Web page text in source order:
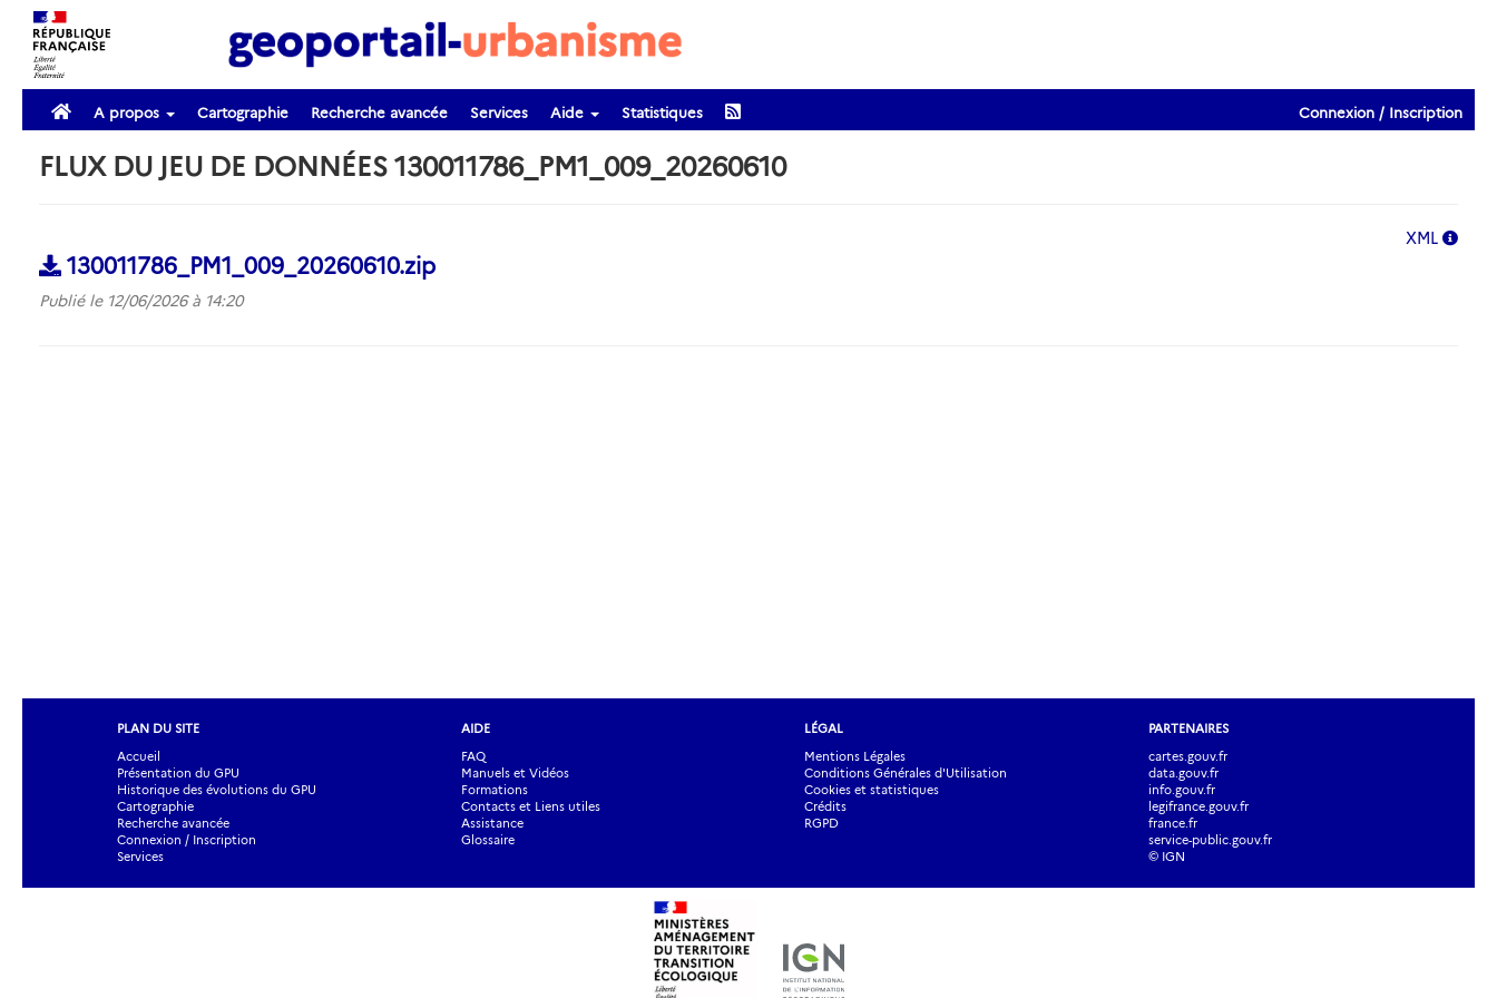
A propos Cartographie Recherche avancée Services Aide Statistiques Connexion / Inscription
FLUX DU JEU DE DONNÉES 130011786_PM1_009_20260610
XML
130011786_PM1_009_20260610.zip
Publié le 12/06/2026 à 14:20
PLAN DU SITE
Accueil
Présentation du GPU
Historique des évolutions du GPU
Cartographie
Recherche avancée
Connexion / Inscription
Services
AIDE
FAQ
Manuels et Vidéos
Formations
Contacts et Liens utiles
Assistance
Glossaire
LÉGAL
Mentions Légales
Conditions Générales d'Utilisation
Cookies et statistiques
Crédits
RGPD
PARTENAIRES
cartes.gouv.fr
data.gouv.fr
info.gouv.fr
legifrance.gouv.fr
france.fr
service-public.gouv.fr
© IGN